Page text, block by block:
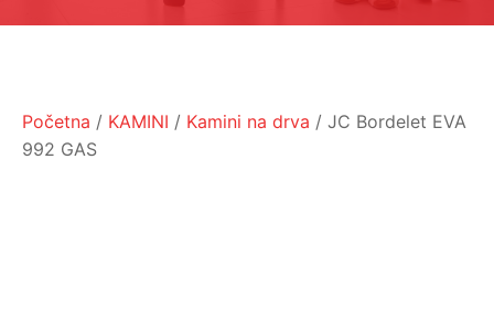
Početna / KAMINI / Kamini na drva / JC Bordelet EVA
992 GAS